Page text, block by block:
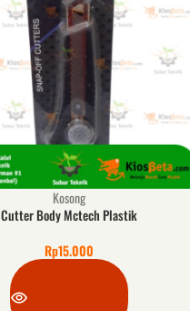
Kosong
Cutter Body Mctech Plastik
Rp15.000